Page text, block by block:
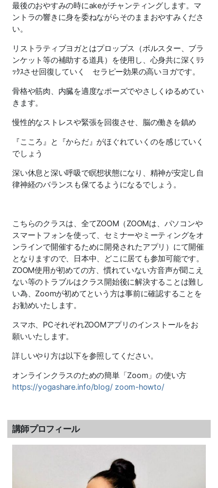
最後のおやすみの時にakeがチャンティングします。マ
ントラの響きに身を委ねながらそのままおやすみくださ
い。
リストラティブヨガとはプロップス（ボルスター、ブラ
ンケット等の補助する道具）を使用し、心身共に深くﾘﾗ
ｯｸｽさせ回復していく セラピー効果の高いヨガです。
骨格や筋肉、内臓を適度なポーズでやさしくゆるめてい
きます。
慢性的なストレスや緊張を回復させ、脳の働きを鎮め
『こころ』と『からだ』がほぐれていくのを感じていく
でしょう
深い休息と深い呼吸で瞑想状態になり、精神が安定し自
律神経のバランスも保てるようになるでしょう。
こちらのクラスは、全てZOOM（ZOOMは、パソコンや
スマートフォンを使って、セミナーやミーティングをオ
ンラインで開催するために開発されたアプリ）にて開催
となりますので、日本中、どこに居ても参加可能です。
ZOOM使用が初めての方、慣れていない方音声が聞こえ
ない等のトラブルはクラス開始後に解決することは難し
い為、Zoomが初めてという方は事前に確認することを
お勧めいたします。
スマホ、PCそれぞれZOOMアプリのインストールをお
願いいたします。
詳しいやり方は以下を参照してください。
オンラインクラスのための簡単「Zoom」の使い方
https://yogashare.info/blog/ zoom-howto/
講師プロフィール